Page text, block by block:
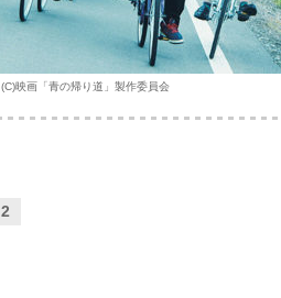
(C)映画「青の帰り道」製作委員会
2